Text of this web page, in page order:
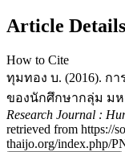
Article Details
How to Cite
ทุมทอง บ. (2016). ก
ของนักศึกษากลุ่ม ม
Research Journal :
retrieved from https://
thaijo.org/index.php/